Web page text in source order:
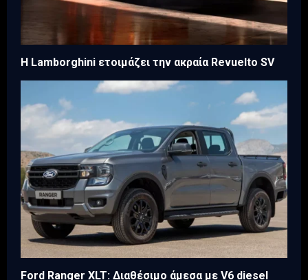
Η Lamborghini ετοιμάζει την ακραία Revuelto SV
Ford Ranger XLT: Διαθέσιμο άμεσα με V6 diesel